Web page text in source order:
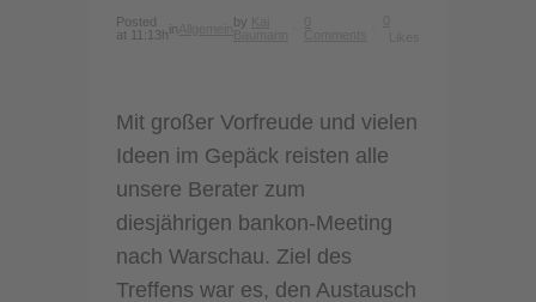
Posted
at 11:13h in by
Mit großer Vorfreude und vielen
Ideen im Gepäck reisten alle
unsere Berater zum
diesjährigen bankon-Meeting
nach Warschau. Ziel des
Treffens war es, den Austausch